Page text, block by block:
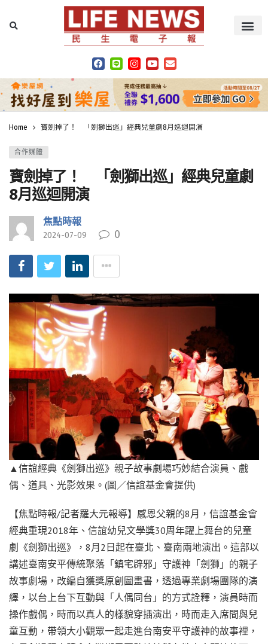
Home 寶劍掉了！ 「劍獅出巡」經典兒童劇8月巡迴開演
合作媒體
寶劍掉了！ 「劍獅出巡」經典兒童劇
8月巡迴開演
焦點時報
2024-07-09 0
▲信誼經典《劍獅出巡》親子故事劇場巧妙結合演員、戲
偶、道具、光影效果。(圖／信誼基金會提供)
【焦點時報/記者羅大元報導】感恩父親的8月，信誼基金會
經典重現2018年、信誼幼兒文學獎30周年躍上舞台的兒童
劇《劍獅出巡》，8月2日起在臺北、臺南兩地演出。這部以
講述臺南安平傳統聚落「鎮宅辟邪」守護神「劍獅」的親子
故事劇場，改編自獲獎原創圖畫書，透過專業劇場團隊的演
繹，以台上台下互動與「人偶同台」的方式詮釋，演員時而
操作戲偶，時而以真人的樣貌穿插演出，時而走入席間與兒
童互動，帶領大小觀眾一起走進台南安平守護神的故事裡，